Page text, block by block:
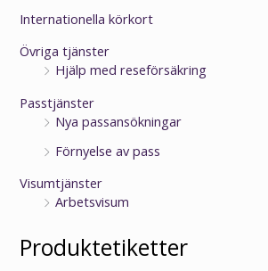
Internationella körkort
Övriga tjänster
Hjälp med reseförsäkring
Passtjänster
Nya passansökningar
Förnyelse av pass
Visumtjänster
Arbetsvisum
Produktetiketter